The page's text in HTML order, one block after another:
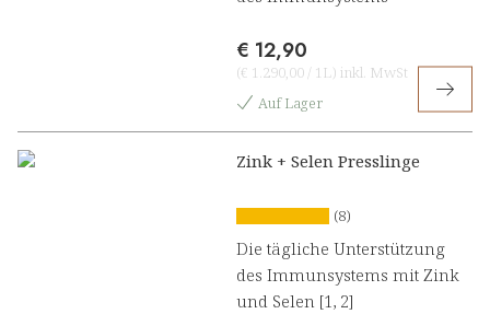
€ 12,90
(€ 1.290,00 / 1L) inkl. MwSt
Auf Lager
Zink + Selen Presslinge
(8)
Die tägliche Unterstützung
des Immunsystems mit Zink
und Selen [1, 2]